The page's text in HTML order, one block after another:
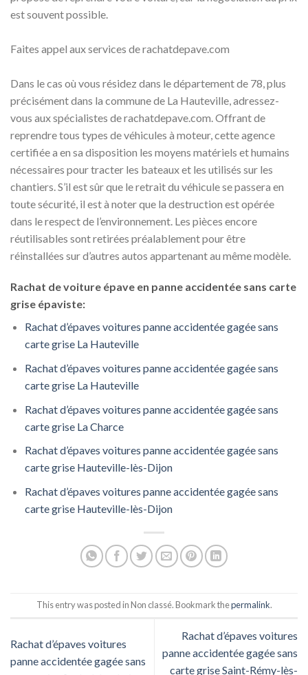
est souvent possible.
Faites appel aux services de rachatdepave.com
Dans le cas où vous résidez dans le département de 78, plus
précisément dans la commune de La Hauteville, adressez-
vous aux spécialistes de rachatdepave.com. Offrant de
reprendre tous types de véhicules à moteur, cette agence
certifiée a en sa disposition les moyens matériels et humains
nécessaires pour tracter les bateaux et les utilisés sur les
chantiers. S’il est sûr que le retrait du véhicule se passera en
toute sécurité, il est à noter que la destruction est opérée
dans le respect de l’environnement. Les pièces encore
réutilisables sont retirées préalablement pour être
réinstallées sur d’autres autos appartenant au même modèle.
Rachat de voiture épave en panne accidentée sans carte
grise épaviste:
Rachat d’épaves voitures panne accidentée gagée sans
carte grise La Hauteville
Rachat d’épaves voitures panne accidentée gagée sans
carte grise La Hauteville
Rachat d’épaves voitures panne accidentée gagée sans
carte grise La Charce
Rachat d’épaves voitures panne accidentée gagée sans
carte grise Hauteville-lès-Dijon
Rachat d’épaves voitures panne accidentée gagée sans
carte grise Hauteville-lès-Dijon
This entry was posted in Non classé. Bookmark thepermalink.
Rachat d’épaves voitures
panne accidentée gagée sans
Rachat d’épaves voitures
panne accidentée gagée sans
carte grise Saint-Rémy-lès-